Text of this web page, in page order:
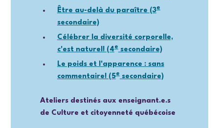
Être au-delà du paraître (3e
secondaire)
Célébrer la diversité corporelle,
c'est naturel! (4esecondaire)
Le poids et l'apparence : sans
commentaire! (5esecondaire)
Ateliers destinés aux enseignant.e.s
de Culture et citoyenneté québécoise